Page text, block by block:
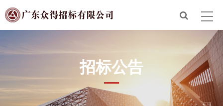
首页
众得服务
招标信息
招标公告